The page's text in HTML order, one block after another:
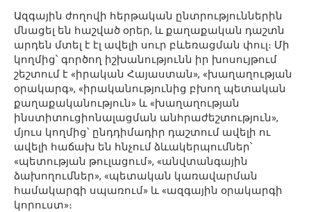
Ազգային ժողովի հերթական ընտրություններին
մնացել են հաշված օրեր, և քաղաքական դաշտն
արդեն մտել է էլ ավելի սուր բևեռացման փուլ։ Մի
կողմից՝ գործող իշխանությունն իր խոսույթում
շեշտում է «իրական Հայաստան», «խաղաղության
օրակարգ», «իրականությունից բխող պետական
քաղաքականություն» և «խաղաղության
ինստիտուցիոնալացման անհրաժեշտություն»,
մյուս կողմից՝ ընդդիմադիր դաշտում ավելի ու
ավելի հաճախ են հնչում ձևակերպումներ՝
«պետության թուլացում», «անվտանգային
ձախողումներ», «պետական կառավարման
համակարգի սպառում» և «ազգային օրակարգի
կորուստ»։